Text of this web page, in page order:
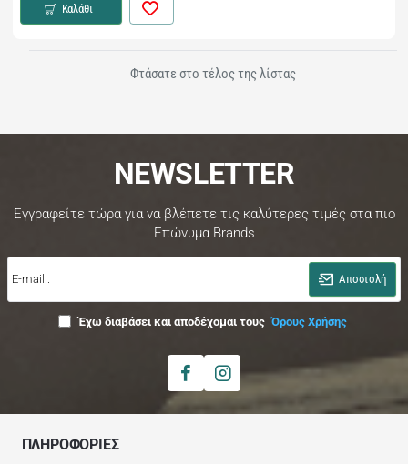
Καλάθι
Φτάσατε στο τέλος της λίστας
NEWSLETTER
Εγγραφείτε τώρα για να βλέπετε τις καλύτερες τιμές στα πιο
Επώνυμα Brands
E-
mail..
Αποστολή
Έχω διαβάσει και αποδέχομαι τους Όρους Χρήσης
ΠΛΗΡΟΦΟΡΙΕΣ